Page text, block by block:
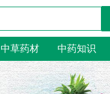
中草药材 中药知识